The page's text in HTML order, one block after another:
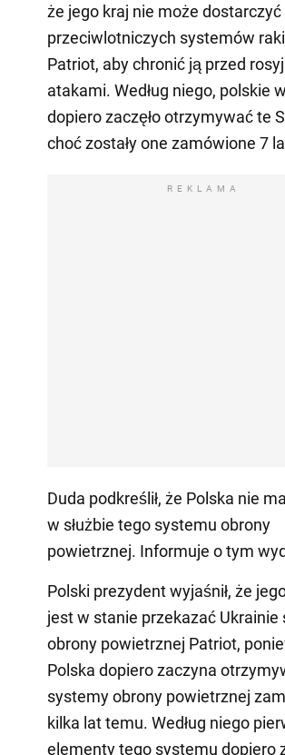
że jego kraj nie może dostarczyć
przeciwlotniczych systemów
Patriot, aby chronić ją przed
atakami. Według niego, polskie
dopiero zaczęło otrzymywać te
choć zostały one zamówione 7
REKLAMA
Duda podkreślił, że Polska nie
w służbie tego systemu obrony
powietrznej. Informuje o tym
Polski prezydent wyjaśnił, że
jest w stanie przekazać Ukrainie
obrony powietrznej Patriot,
Polska dopiero zaczyna
systemy obrony powietrznej
kilka lat temu. Według niego
elementy tego systemu dopiero